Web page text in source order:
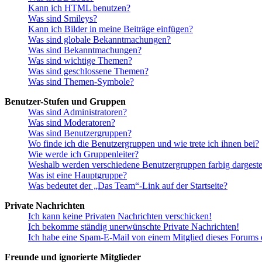
Kann ich HTML benutzen?
Was sind Smileys?
Kann ich Bilder in meine Beiträge einfügen?
Was sind globale Bekanntmachungen?
Was sind Bekanntmachungen?
Was sind wichtige Themen?
Was sind geschlossene Themen?
Was sind Themen-Symbole?
Benutzer-Stufen und Gruppen
Was sind Administratoren?
Was sind Moderatoren?
Was sind Benutzergruppen?
Wo finde ich die Benutzergruppen und wie trete ich ihnen bei?
Wie werde ich Gruppenleiter?
Weshalb werden verschiedene Benutzergruppen farbig
Was ist eine Hauptgruppe?
Was bedeutet der „Das Team“-Link auf der Startseite?
Private Nachrichten
Ich kann keine Privaten Nachrichten verschicken!
Ich bekomme ständig unerwünschte Private Nachrichten!
Ich habe eine Spam-E-Mail von einem Mitglied dieses Forums
Freunde und ignorierte Mitglieder